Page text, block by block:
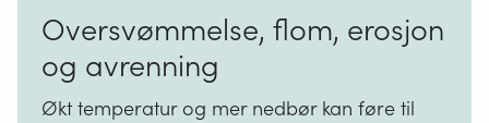
Oversvømmelse, flom, erosjon
og avrenning
Økt temperatur og mer nedbør kan føre til